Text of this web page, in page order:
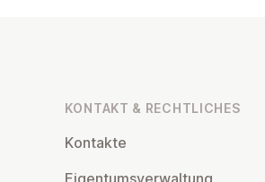
KONTAKT & RECHT­LI­CHES
Kontakte
Ei­gen­tums­ver­wal­tung